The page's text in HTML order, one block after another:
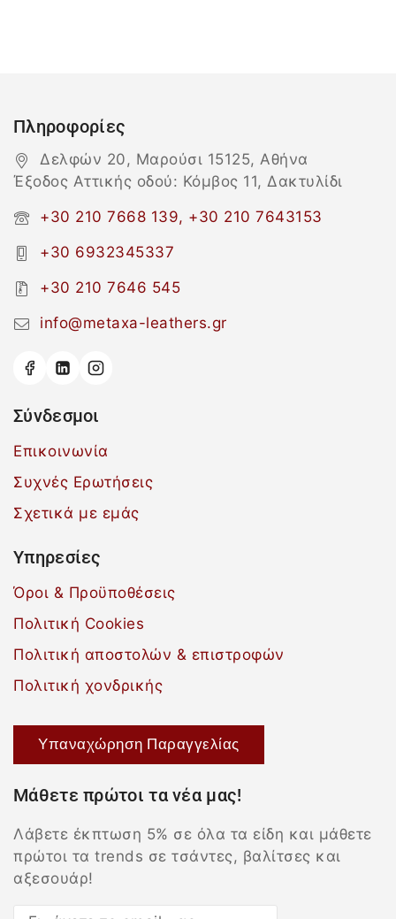
Πληροφορίες
Δελφών 20, Μαρούσι 15125, Αθήνα
Έξοδος Αττικής οδού: Κόμβος 11, Δακτυλίδι
+30 210 7668 139, +30 210 7643153
+30 6932345337
+30 210 7646 545
info@metaxa-leathers.gr
Σύνδεσμοι
Επικοινωνία
Συχνές Ερωτήσεις
Σχετικά με εμάς
Υπηρεσίες
Όροι & Προϋποθέσεις
Πολιτική Cookies
Πολιτική αποστολών & επιστροφών
Πολιτική χονδρικής
Υπαναχώρηση Παραγγελίας
Μάθετε πρώτοι τα νέα μας!
Λάβετε έκπτωση 5% σε όλα τα είδη και μάθετε
πρώτοι τα trends σε τσάντες, βαλίτσες και
αξεσουάρ!